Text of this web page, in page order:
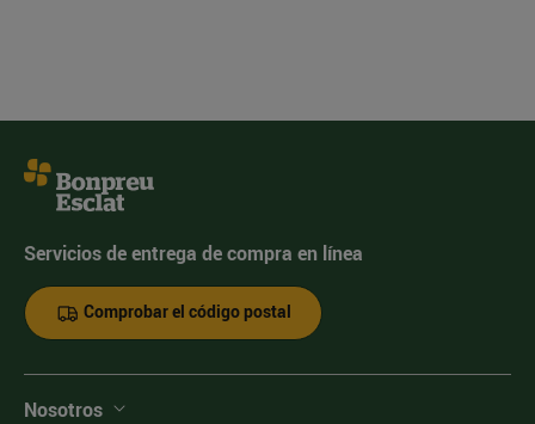
Servicios de entrega de compra en línea
Comprobar el código postal
Nosotros